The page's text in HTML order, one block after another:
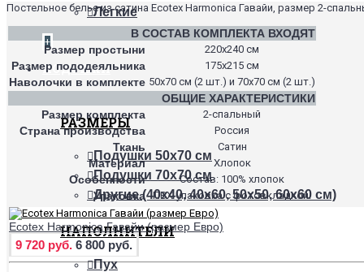
Легкие
+
ПОДУШКИ
РАЗМЕРЫ
Подушки 50х70 см
Подушки 70х70 см
Другие (40х40, 40х60, 50х50, 60х60 см)
НАПОЛНИТЕЛИ
Пух
Постельное белье из сатина Ecotex Harmonica Гавайи, размер 2-
В СОСТАВ КОМПЛЕКТА ВХОДЯТ
Размер простыни
220х240 см
Размер пододеяльника 175х215 см
Наволочки в комплекте 50х70 см (2 шт.) и 70х70 см (2 шт.)
ОБЩИЕ ХАРАКТЕРИСТИКИ
Размер комплекта
2-спальный
Страна производства Россия
Ткань Сатин
Материал Хлопок
Особенности Состав: 100% хлопок
Упаковка ПВХ-упаковка с фотовкладкой.
Ecotex Harmonica Гавайи (размер Евро)
9 720 руб. 6 800 руб.